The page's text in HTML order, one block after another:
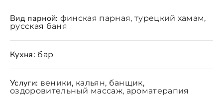
Вид парной: финская парная, турецкий хамам,
русская баня
Кухня: бар
Услуги: веники, кальян, банщик,
оздоровительный массаж, ароматерапия